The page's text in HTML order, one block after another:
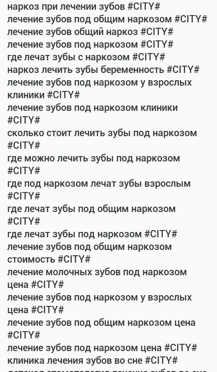
наркоз при лечении зубов #CITY#
лечение зубов под общим наркозом #CITY#
лечение зубов общий наркоз #CITY#
лечение зубов под наркозом #CITY#
где лечат зубы с наркозом #CITY#
наркоз лечить зубы беременность #CITY#
лечение зубов под наркозом у взрослых
клиники #CITY#
лечение зубов под наркозом клиники
#CITY#
сколько стоит лечить зубы под наркозом
#CITY#
где можно лечить зубы под наркозом
#CITY#
где под наркозом лечат зубы взрослым
#CITY#
где лечат зубы под общим наркозом
#CITY#
где лечат зубы под наркозом #CITY#
лечение зубов под общим наркозом
стоимость #CITY#
лечение молочных зубов под наркозом
цена #CITY#
лечение зубов под наркозом у взрослых
цена #CITY#
лечение зубов под общим наркозом цена
#CITY#
лечение зубов под наркозом цена #CITY#
клиника лечения зубов во сне #CITY#